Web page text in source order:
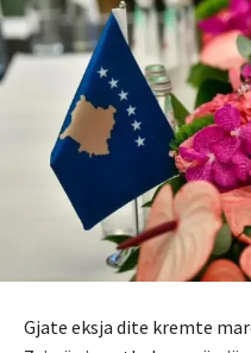
Gjate eksja dite kremte